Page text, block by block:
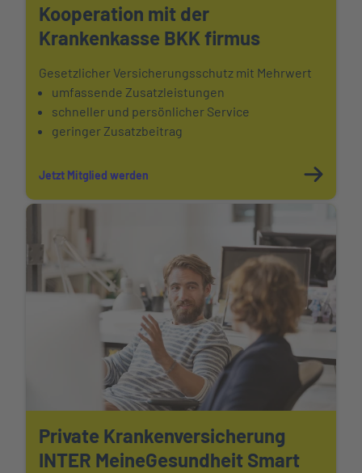
Kooperation mit der
Krankenkasse BKK firmus
Gesetzlicher Versicherungsschutz mit Mehrwert
umfassende Zusatzleistungen
schneller und persönlicher Service
geringer Zusatzbeitrag
Jetzt Mitglied werden
Private Krankenversicherung
INTER MeineGesundheit Smart